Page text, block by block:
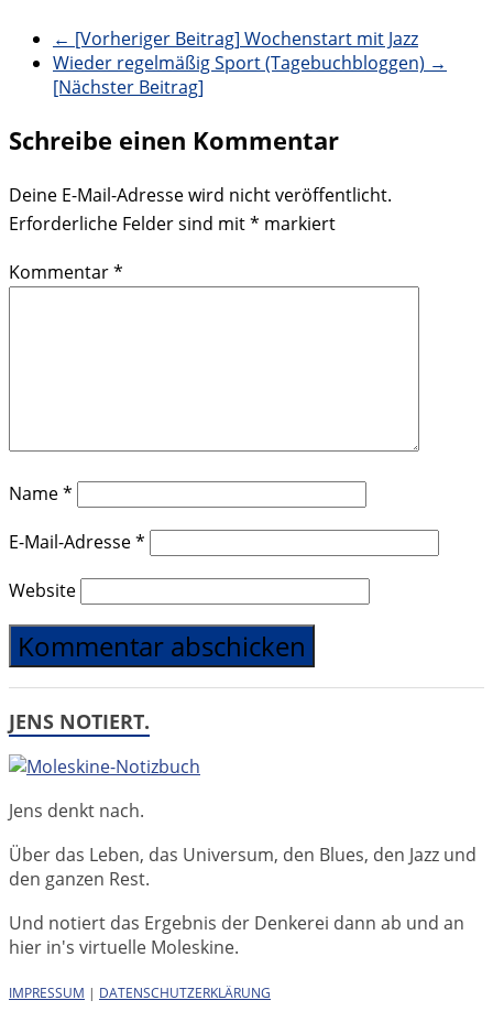
← [Vorheriger Beitrag] Wochenstart mit Jazz
Wieder regelmäßig Sport (Tagebuchbloggen) →
[Nächster Beitrag]
Schreibe einen Kommentar
Deine E-Mail-Adresse wird nicht veröffentlicht.
Erforderliche Felder sind mit* markiert
Kommentar*
Name*
E-Mail-Adresse*
Website
JENS NOTIERT.
Jens denkt nach.
Über das Leben, das Universum, den Blues, den Jazz und
den ganzen Rest.
Und notiert das Ergebnis der Denkerei dann ab und an
hier in's virtuelle Moleskine.
IMPRESSUM | DATENSCHUTZERKLÄRUNG